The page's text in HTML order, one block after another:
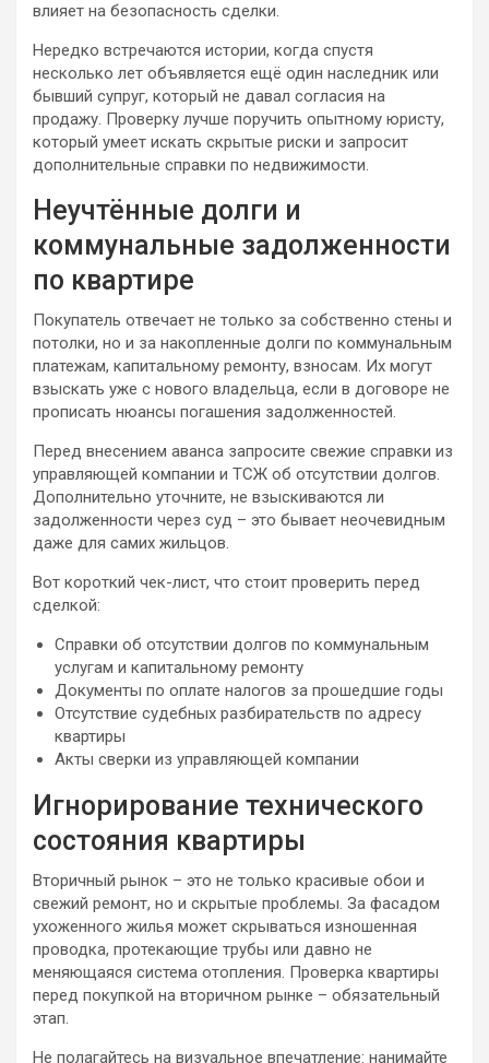
влияет на безопасность сделки.
Нередко встречаются истории, когда спустя
несколько лет объявляется ещё один наследник или
бывший супруг, который не давал согласия на
продажу. Проверку лучше поручить опытному юристу,
который умеет искать скрытые риски и запросит
дополнительные справки по недвижимости.
Неучтённые долги и
коммунальные задолженности
по квартире
Покупатель отвечает не только за собственно стены и
потолки, но и за накопленные долги по коммунальным
платежам, капитальному ремонту, взносам. Их могут
взыскать уже с нового владельца, если в договоре не
прописать нюансы погашения задолженностей.
Перед внесением аванса запросите свежие справки из
управляющей компании и ТСЖ об отсутствии долгов.
Дополнительно уточните, не взыскиваются ли
задолженности через суд – это бывает неочевидным
даже для самих жильцов.
Вот короткий чек-лист, что стоит проверить перед
сделкой:
Справки об отсутствии долгов по коммунальным
услугам и капитальному ремонту
Документы по оплате налогов за прошедшие годы
Отсутствие судебных разбирательств по адресу
квартиры
Акты сверки из управляющей компании
Игнорирование технического
состояния квартиры
Вторичный рынок – это не только красивые обои и
свежий ремонт, но и скрытые проблемы. За фасадом
ухоженного жилья может скрываться изношенная
проводка, протекающие трубы или давно не
меняющаяся система отопления. Проверка квартиры
перед покупкой на вторичном рынке – обязательный
этап.
Не полагайтесь на визуальное впечатление: нанимайте